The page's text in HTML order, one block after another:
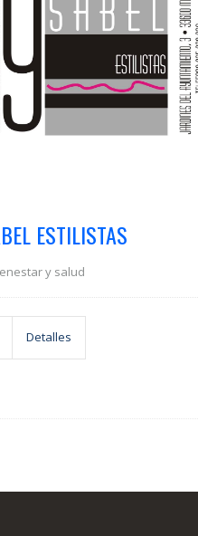
ESTILISTAS
y salud
Detalles